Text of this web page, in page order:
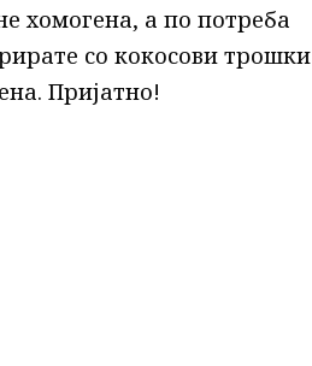
хомогена, а по потреба
со кокосови трошки
Пријатно!